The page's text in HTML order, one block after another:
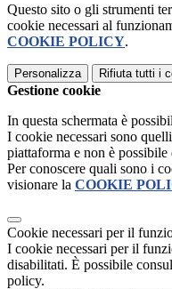
Questo sito o gli strumenti
cookie necessari al
COOKIE POLICY.
Personalizza Rifiuta tutti i
Gestione cookie
In questa schermata è
I cookie necessari sono
piattaforma e non è
Per conoscere quali sono i
visionare la COOKIE
Cookie necessari per il
I cookie necessari per il
disabilitati. È possibile
policy.